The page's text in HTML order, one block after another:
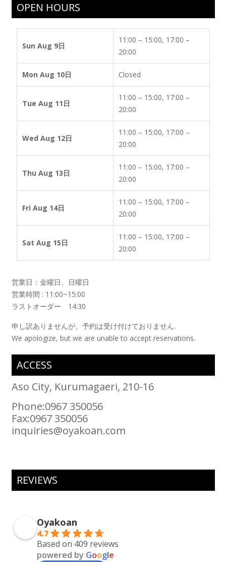
OPEN HOURS
Sun Aug 9日
11:00 – 15:00, 17:00 –
20:00
Mon Aug 10日 Closed
Tue Aug 11日
11:00 – 15:00, 17:00 –
20:00
Wed Aug 12日
11:00 – 15:00, 17:00 –
20:00
Thu Aug 13日
11:00 – 15:00, 17:00 –
20:00
Fri Aug 14日
11:00 – 15:00, 17:00 –
20:00
Sat Aug 15日
11:00 – 15:00, 17:00 –
20:00
営業日：金曜日、日曜日
営業時間 : 11:00~15:00
ラストオーダー 14:30
申し訳ありませんが、予約は受け付けておりません.
We apologize, but we are unable to accept reservations.
ACCESS
Aso City, Kurumagaeri, 210-16
Phone:0967 350056
Fax:0967 350056
inquiries@oyakoan.com
REVIEWS
Oyakoan
4.7
Based on 409 reviews
powered by Google